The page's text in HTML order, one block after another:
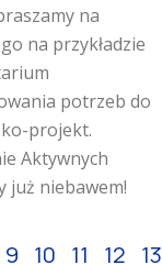
na
na przykładzie
potrzeb do
projekt.
Aktywnych
już niebawem!
9 10 11 12 13